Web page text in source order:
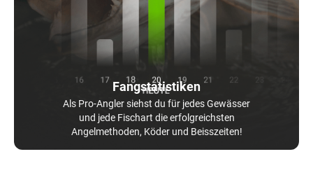
Fangstatistiken
Als Pro-Angler siehst du für jedes Gewässer
und jede Fischart die erfolgreichsten
Angelmethoden, Köder und Beisszeiten!